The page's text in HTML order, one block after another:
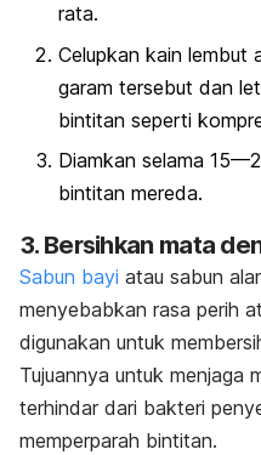
rata.
Celupkan kain lembut
garam tersebut dan
bintitan seperti
Diamkan selama
bintitan mereda.
3. Bersihkan mata
Sabun bayi atau sabun
menyebabkan rasa perih
digunakan untuk
Tujuannya untuk menjaga
terhindar dari bakteri
memperparah bintitan.